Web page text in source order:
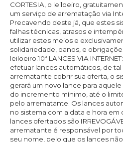
CORTESIA, o leiloeiro,
um serviço de arrematação via
Precavendo deste já, que estes
falhas técnicas, atrasos e
utilizar estes meios e
solidariedade, danos, e
leiloeiro.10ª LANCES VIA
efetuar lances automáticos, de
arrematante cobrir sua oferta, o
gerará um novo lance para
do incremento mínimo, até o
pelo arrematante. Os lances
no sistema com a data e hora em
lances ofertados são
arrematante é responsável por
seu nome, pelo que os lances